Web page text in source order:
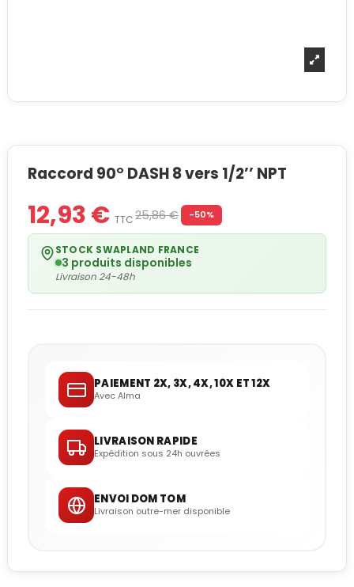
Raccord 90° DASH 8 vers 1/2’’ NPT
12,93 € TTC25,86 € -50%
STOCK SWAPLAND FRANCE
3 produits disponibles
Livraison 24-48h
PAIEMENT 2X, 3X, 4X, 10X ET 12X
Avec Alma
LIVRAISON RAPIDE
Expédition sous 24h ouvrées
ENVOI DOM TOM
Livraison outre-mer disponible